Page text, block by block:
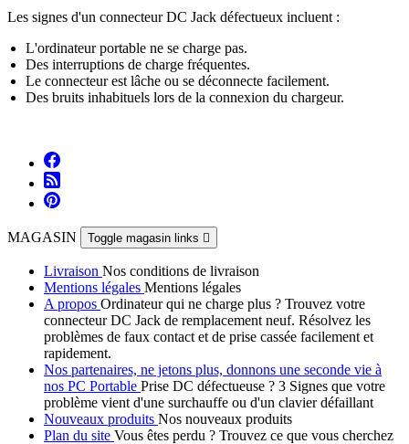
Les signes d'un connecteur DC Jack défectueux incluent :
L'ordinateur portable ne se charge pas.
Des interruptions de charge fréquentes.
Le connecteur est lâche ou se déconnecte facilement.
Des bruits inhabituels lors de la connexion du chargeur.
MAGASIN Toggle magasin links 
Livraison Nos conditions de livraison
Mentions légales Mentions légales
A propos Ordinateur qui ne charge plus ? Trouvez votre
connecteur DC Jack de remplacement neuf. Résolvez les
problèmes de faux contact et de prise cassée facilement et
rapidement.
Nos partenaires, ne jetons plus, donnons une seconde vie à
nos PC Portable Prise DC défectueuse ? 3 Signes que votre
problème vient d'une surchauffe ou d'un clavier défaillant
Nouveaux produits Nos nouveaux produits
Plan du site Vous êtes perdu ? Trouvez ce que vous cherchez